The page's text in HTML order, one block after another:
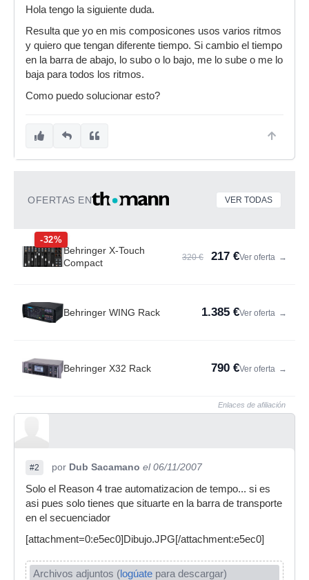
Hola tengo la siguiente duda.
Resulta que yo en mis composicones usos varios ritmos
y quiero que tengan diferente tiempo. Si cambio el tiempo
en la barra de abajo, lo subo o lo bajo, me lo sube o me lo
baja para todos los ritmos.
Como puedo solucionar esto?
OFERTAS EN VER TODAS
-32%
Behringer X-Touch
Compact
320 € 217 €Ver oferta →
Behringer WING Rack 1.385 €Ver oferta →
Behringer X32 Rack 790 €Ver oferta →
Enlaces de afiliación
#2 por Dub Sacamano el 06/11/2007
Solo el Reason 4 trae automatizacion de tempo... si es
asi pues solo tienes que situarte en la barra de transporte
en el secuenciador
[attachment=0:e5ec0]Dibujo.JPG[/attachment:e5ec0]
Archivos adjuntos (logúate para descargar)